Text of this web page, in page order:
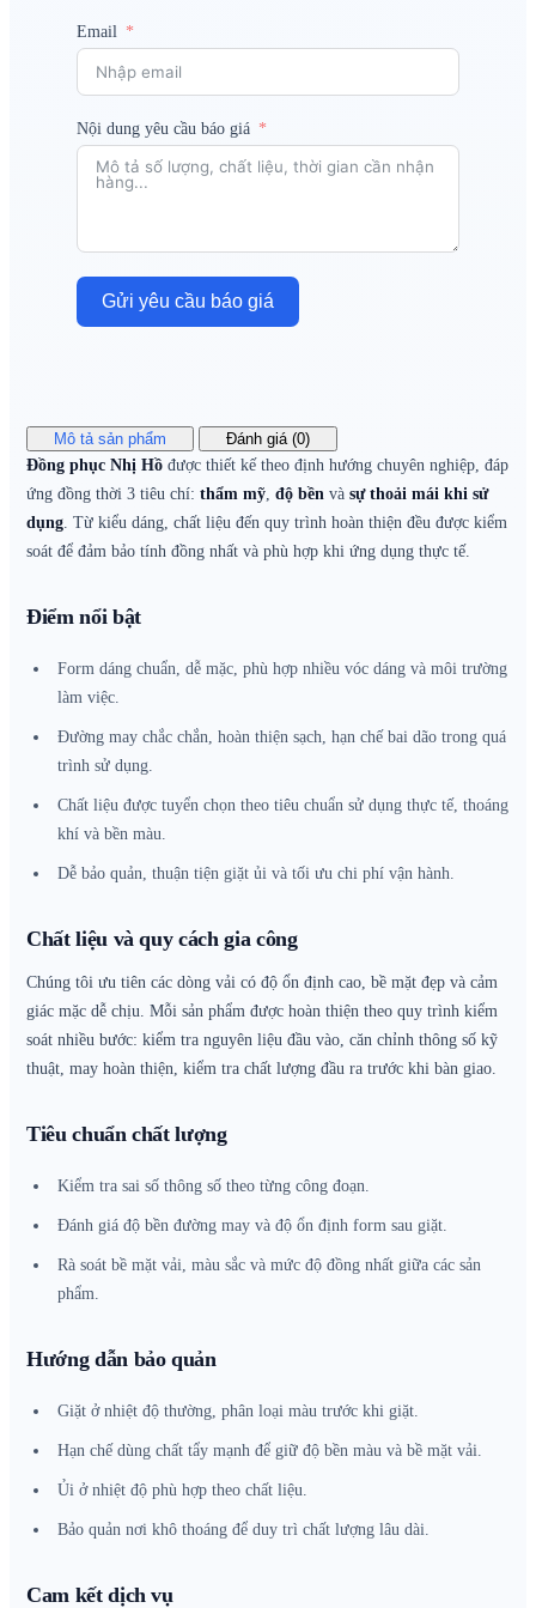
Email
Nội dung yêu cầu báo giá
Gửi yêu cầu báo giá
Mô tả sản phẩm
Đánh giá (0)
Đồng phục Nhị Hồ được thiết kế theo định hướng chuyên nghiệp, đáp
ứng đồng thời 3 tiêu chí: thẩm mỹ, độ bền và sự thoải mái khi sử
dụng. Từ kiểu dáng, chất liệu đến quy trình hoàn thiện đều được kiểm
soát để đảm bảo tính đồng nhất và phù hợp khi ứng dụng thực tế.
Điểm nổi bật
Form dáng chuẩn, dễ mặc, phù hợp nhiều vóc dáng và môi trường
làm việc.
Đường may chắc chắn, hoàn thiện sạch, hạn chế bai dão trong quá
trình sử dụng.
Chất liệu được tuyển chọn theo tiêu chuẩn sử dụng thực tế, thoáng
khí và bền màu.
Dễ bảo quản, thuận tiện giặt ủi và tối ưu chi phí vận hành.
Chất liệu và quy cách gia công
Chúng tôi ưu tiên các dòng vải có độ ổn định cao, bề mặt đẹp và cảm
giác mặc dễ chịu. Mỗi sản phẩm được hoàn thiện theo quy trình kiểm
soát nhiều bước: kiểm tra nguyên liệu đầu vào, căn chỉnh thông số kỹ
thuật, may hoàn thiện, kiểm tra chất lượng đầu ra trước khi bàn giao.
Tiêu chuẩn chất lượng
Kiểm tra sai số thông số theo từng công đoạn.
Đánh giá độ bền đường may và độ ổn định form sau giặt.
Rà soát bề mặt vải, màu sắc và mức độ đồng nhất giữa các sản
phẩm.
Hướng dẫn bảo quản
Giặt ở nhiệt độ thường, phân loại màu trước khi giặt.
Hạn chế dùng chất tẩy mạnh để giữ độ bền màu và bề mặt vải.
Ủi ở nhiệt độ phù hợp theo chất liệu.
Bảo quản nơi khô thoáng để duy trì chất lượng lâu dài.
Cam kết dịch vụ